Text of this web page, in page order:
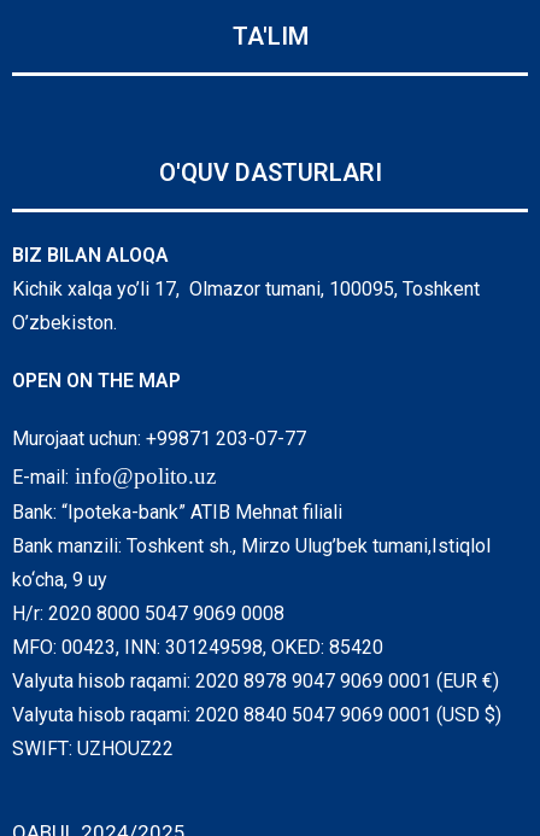
TA'LIM
O'QUV DASTURLARI
BIZ BILAN ALOQA
Kichik xalqa yo’li 17, Olmazor tumani, 100095, Toshkent
O’zbekiston.
OPEN ON THE MAP
Murojaat uchun: +99871 203-07-77
E-mail: info@polito.uz
Bank: “Ipoteka-bank” ATIB Mehnat filiali
Bank manzili: Toshkent sh., Mirzo Ulug’bek tumani,Istiqlol
ko‘cha, 9 uy
H/r: 2020 8000 5047 9069 0008
MFO: 00423, INN: 301249598, OKED: 85420
Valyuta hisob raqami: 2020 8978 9047 9069 0001 (EUR €)
Valyuta hisob raqami: 2020 8840 5047 9069 0001 (USD $)
SWIFT: UZHOUZ22